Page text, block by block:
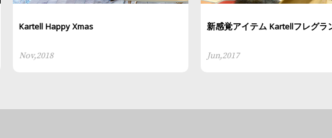
Kartell Happy Xmas
Nov,2018
新感覚アイテム Kartellフレグラ
Jun,2017